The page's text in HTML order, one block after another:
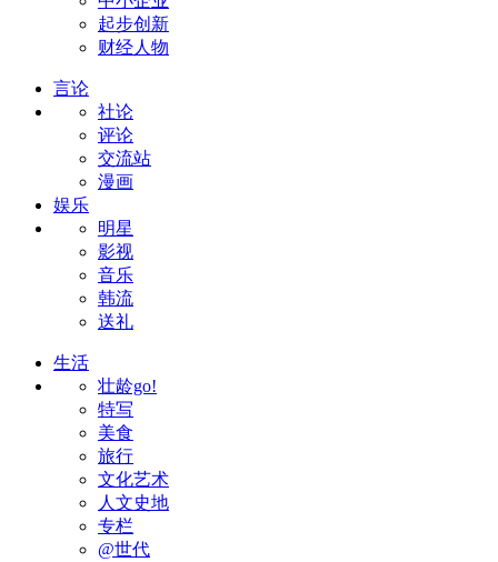
起步创新
财经人物
言论
社论
评论
交流站
漫画
娱乐
明星
影视
音乐
韩流
送礼
生活
壮龄go!
特写
美食
旅行
文化艺术
人文史地
专栏
@世代